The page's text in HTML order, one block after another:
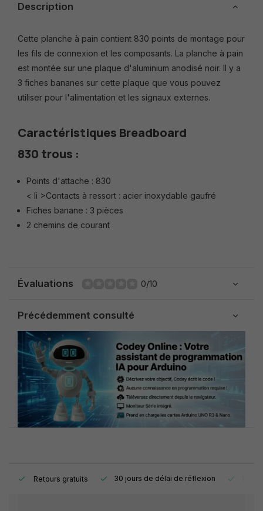
Description
Cette planche à pain contient 830 points de montage pour
les fils de connexion et les composants. La planche à pain
est montée sur une plaque d'aluminium anodisé noir. Il y a
3 fiches bananes sur cette plaque que vous pouvez
utiliser pour l'alimentation et les signaux externes.
Caractéristiques Breadboard
830 trous :
Points d'attache : 830
< li >Contacts à ressort : acier inoxydable gaufré
Fiches banane : 3 pièces
2 chemins de courant
Évaluations 0/10
Précédemment consulté
Retours gratuits 30 jours de délai de réflexion